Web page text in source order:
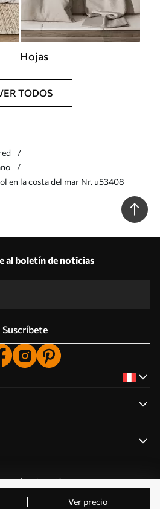
Ver precio
Hojas
TODOS
en la costa del mar Nr. u53408
al boletín de noticias
Suscríbete
permisos de cookies
Todos los derechos reservados.